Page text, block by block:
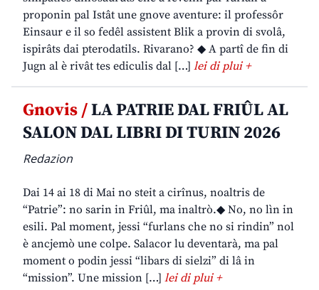
proponin pal Istât une gnove aventure: il professôr
Einsaur e il so fedêl assistent Blik a provin di svolâ,
ispirâts dai pterodatils. Rivarano? ◆ A partî de fin di
Jugn al è rivât tes ediculis dal […] lei di plui +
Gnovis /LA PATRIE DAL FRIÛL AL
SALON DAL LIBRI DI TURIN 2026
Redazion
Dai 14 ai 18 di Mai no steit a cirînus, noaltris de
“Patrie”: no sarin in Friûl, ma inaltrò.◆ No, no lìn in
esili. Pal moment, jessi “furlans che no si rindin” nol
è ancjemò une colpe. Salacor lu deventarà, ma pal
moment o podin jessi “libars di sielzi” di lâ in
“mission”. Une mission […] lei di plui +